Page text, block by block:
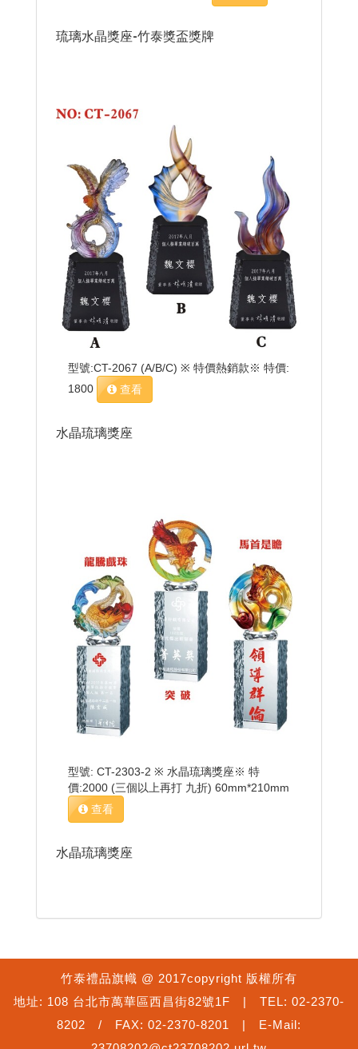
琉璃水晶獎座-竹泰獎盃獎牌
型號:CT-2067 (A/B/C) ※ 特價熱銷款※ 特價:
1800
查看
水晶琉璃獎座
型號: CT-2303-2 ※ 水晶琉璃獎座※ 特
價:2000 (三個以上再打 九折) 60mm*210mm
查看
水晶琉璃獎座
竹泰禮品旗幟 @ 2017copyright 版權所有
地址: 108 台北市萬華區西昌街82號1F | TEL: 02-2370-
8202 / FAX: 02-2370-8201 | E-Mail: